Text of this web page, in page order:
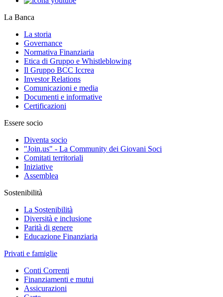
La Banca
La storia
Governance
Normativa Finanziaria
Etica di Gruppo e Whistleblowing
Il Gruppo BCC Iccrea
Investor Relations
Comunicazioni e media
Documenti e informative
Certificazioni
Essere socio
Diventa socio
"Join.us" - La Community dei Giovani Soci
Comitati territoriali
Iniziative
Assemblea
Sostenibilità
La Sostenibilità
Diversità e inclusione
Parità di genere
Educazione Finanziaria
Privati e famiglie
Conti Correnti
Finanziamenti e mutui
Assicurazioni